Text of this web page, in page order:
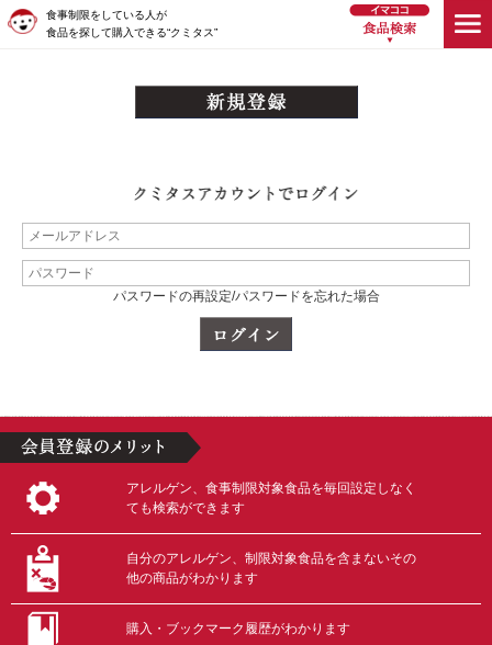
食事制限をしている人が
食品を探して購入できる“クミタス”
パスワードの再設定/パスワードを忘れた場合
アレルゲン、食事制限対象食品を毎回設定しなく
ても検索ができます
自分のアレルゲン、制限対象食品を含まないその
他の商品がわかります
購入・ブックマーク履歴がわかります